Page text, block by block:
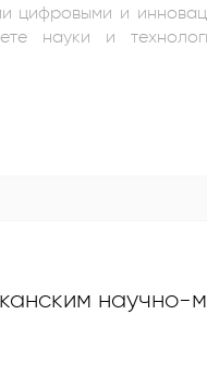
цифровыми и
и технологий (USST).
также стремимся
научно-